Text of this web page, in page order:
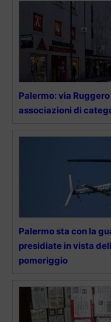
Palermo: via
associazioni di
Palermo sta con la
presidiate in vista
pomeriggio